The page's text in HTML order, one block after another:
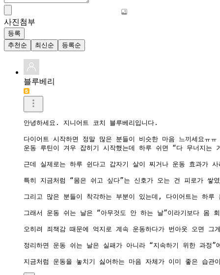
사진첨부
등록
추천순
최신순 등록순
블루베리
안녕하세요. 지니어트 코치 블루베리입니다.
다이어트 시작하면 정말 많은 분들이 비슷한 마음 느끼세요ㅠㅠ
운동 루틴이 겨우 잡히기 시작했는데 하루 쉬면 “다 무너지는
근데 실제로는 하루 쉰다고 갑자기 살이 찌거나 운동 효과가
특히 지금처럼 “몸은 쉬고 싶다”는 신호가 오는 건 피로가 쌓
그리고 많은 분들이 착각하는 부분이 있는데, 다이어트는 하
그래서 운동 쉬는 날은 “아무것도 안 하는 날”이라기보다 몸
오히려 죄책감 때문에 억지로 계속 운동하다가 번아웃 오면
정리하면 운동 쉬는 날은 실패가 아니라 “지속하기 위한 과
지금처럼 운동을 놓치기 싫어하는 마음 자체가 이미 좋은 습관